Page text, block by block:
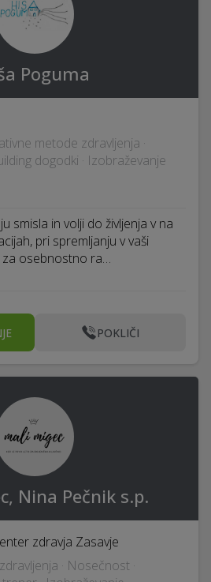
Poguma
metode zdravljenja ·
dogodki · Izobraževanje
smisla in volji do življenja v na
pri spremljanju v vaši
osebnostno ra…
POKLIČI
Nina Pečnik s.p.
zdravja Zasavje
· Nosečnost ·